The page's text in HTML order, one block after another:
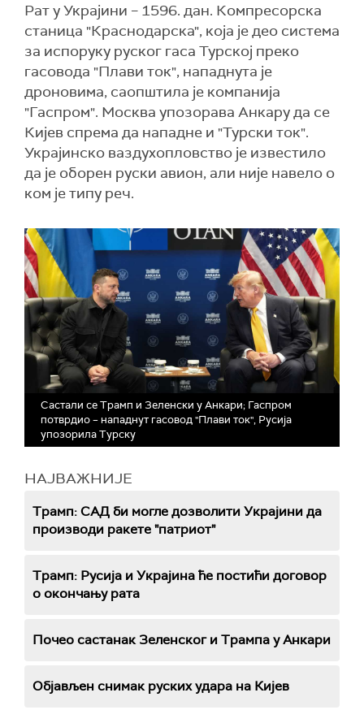
Рат у Украјини – 1596. дан. Компресорска
станица "Краснодарска", која је део система
за испоруку руског гаса Турској преко
гасовода "Плави ток", нападнута је
дроновима, саопштила је компанија
"Гаспром". Москва упозорава Анкару да се
Кијев спрема да нападне и "Турски ток".
Украјинско ваздухопловство је известило
да је оборен руски авион, али није навело о
ком је типу реч.
Састали се Трамп и Зеленски у Анкари; Гаспром
потврдио – нападнут гасовод "Плави ток", Русија
упозорила Турску
НАЈВАЖНИЈЕ
Трамп: САД би могле дозволити Украјини да
производи ракете "патриот"
Трамп: Русија и Украјина ће постићи договор
о окончању рата
Почео састанак Зеленског и Трампа у Анкари
Објављен снимак руских удара на Кијев